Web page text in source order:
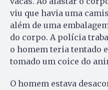
viu que havia uma
além de uma
do corpo. A polícia
o homem teria tentado
tomado um coice do
O homem estava